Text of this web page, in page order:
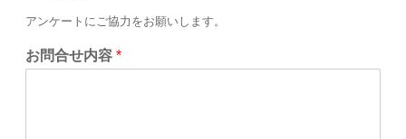
アンケートにご協力をお願いします。
お問合せ内容*